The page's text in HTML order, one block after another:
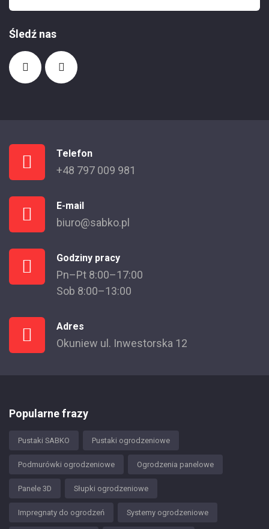
Śledź nas
Telefon
+48 797 009 981
E-mail
biuro@sabko.pl
Godziny pracy
Pn–Pt 8:00–17:00
Sob 8:00–13:00
Adres
Okuniew ul. Inwestorska 12
Popularne frazy
Pustaki SABKO Pustaki ogrodzeniowe
Podmurówki ogrodzeniowe Ogrodzenia panelowe
Panele 3D Słupki ogrodzeniowe
Impregnaty do ogrodzeń Systemy ogrodzeniowe